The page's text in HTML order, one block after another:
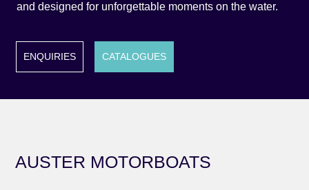
and designed for unforgettable moments on the water.
ENQUIRIES CATALOGUES
AUSTER MOTORBOATS